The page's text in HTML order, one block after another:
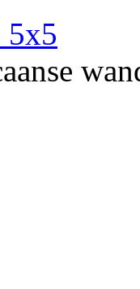
5x5